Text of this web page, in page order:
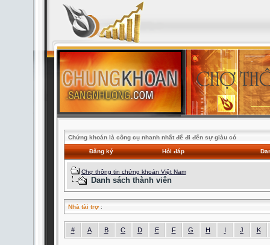
Chứng khoán là công cụ nhanh nhất để đi đến sự giàu có
Đăng ký Hỏi đáp
Chợ thông tin chứng khoán Việt Nam
Danh sách thành viên
Nhà tài trợ:
# A B C D E F G H I J K